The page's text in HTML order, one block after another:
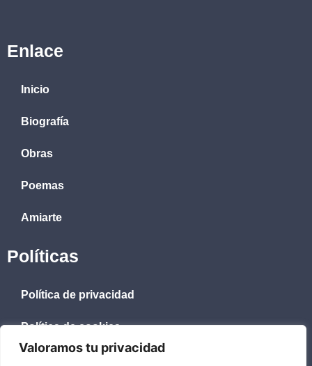
Valoramos tu privacidad
Enlace
Inicio
Biografía
Obras
Poemas
Amiarte
Políticas
Política de privacidad
Política de cookies